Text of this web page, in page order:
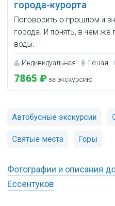
города-курорта
Поговорить о прошлом и
города. И понять, в чём же
воды.
Индивидуальная Пешая
7865 ₽ за экскурсию
Автобусные экскурсии
Святые места Горы
Фотографии и описания
Ессентуков